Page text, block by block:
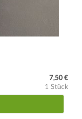
7,50 €
1 Stück